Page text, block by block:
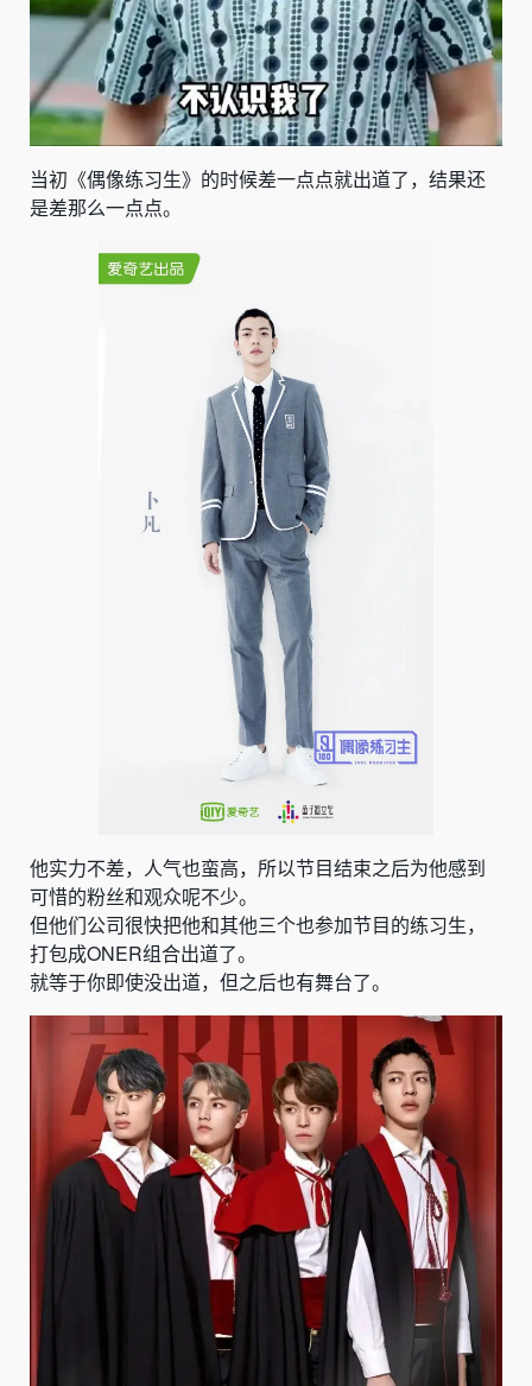
当初《偶像练习生》的时候差一点点就出道了，结果还
是差那么一点点。
他实力不差，人气也蛮高，所以节目结束之后为他感到
可惜的粉丝和观众呢不少。
但他们公司很快把他和其他三个也参加节目的练习生，
打包成ONER组合出道了。
就等于你即使没出道，但之后也有舞台了。